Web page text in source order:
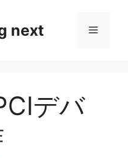
next メ
デバ